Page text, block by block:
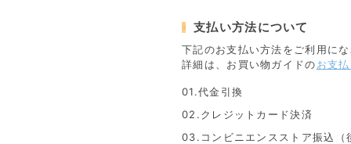
支払い方法について
下記のお支払い方法をご利用に
詳細は、お買い物ガイドのお支
01.代金引換
02.クレジットカード決済
03.コンビニエンスストア振込（